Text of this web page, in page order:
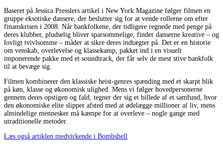
Baseret på Jessica Presslers artikel i New York Magazine følger filmen en
gruppe eksotiske dansere, der beslutter sig for at vende rollerne om efter
finanskrisen i 2008. Når bankfolkene, der tidligere regnede med penge på
deres klubber, pludselig bliver sparsommelige, finder danserne kreative – og
lovligt tvivlsomme – måder at sikre deres indtægter på. Det er en historie
om venskab, overlevelse og klassekamp, pakket ind i en visuelt
imponerende pakke med et soundtrack, der får selv de mest stive bankfolk
til at bevæge sig.
Filmen kombinerer den klassiske heist-genres spænding med et skarpt blik
på køn, klasse og økonomisk ulighed. Mens vi følger hovedpersonerne
gennem deres opstigen og fald, tegner der sig et billede af et samfund, hvor
den økonomiske elite slipper afsted med at ødelægge millioner af liv, mens
almindelige mennesker må kæmpe for at overleve – nogle gange med
utraditionelle metoder.
Læs også artiklen medvirkende i Bombshell